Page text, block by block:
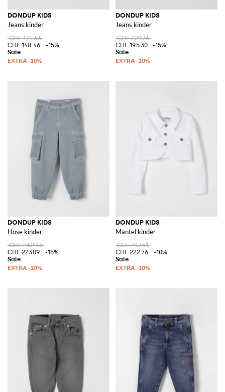
DONDUP KIDS
Jeans kinder
CHF 174.66
CHF 148.46
-15%
DONDUP KIDS
Jeans kinder
CHF 229.76
CHF 195.30
-15%
DONDUP KIDS
Hose kinder
CHF 262.45
CHF 223.09
-15%
DONDUP KIDS
Mantel kinder
CHF 247.51
CHF 222.76
-10%